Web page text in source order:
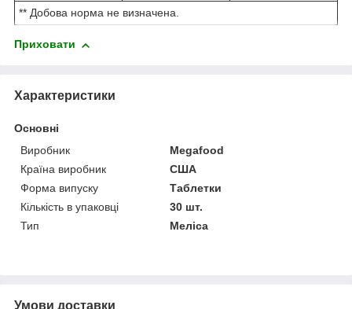
** Добова норма не визначена.
Приховати
Характеристики
Основні
Виробник
Megafood
Країна виробник
США
Форма випуску
Таблетки
Кількість в упаковці
30 шт.
Тип
Меліса
Умови доставки